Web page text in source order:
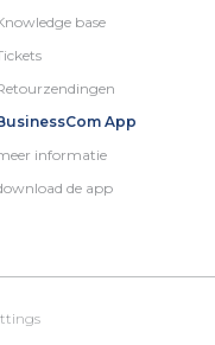
base
App
informatie
de app